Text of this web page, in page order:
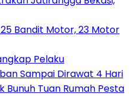
Bandit Motor, 23 Motor
Pelaku
Sampai Dirawat 4 Hari
Bunuh Tuan Rumah Pesta